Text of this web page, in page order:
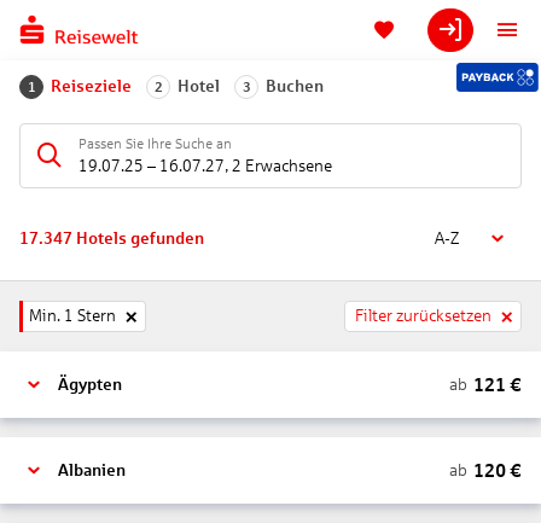
1 Reiseziele 2 Hotel 3 Buchen
Passen Sie Ihre Suche an
19.07.25 – 16.07.27, 2 Erwachsene
17.347 Hotels gefunden A-Z
Min. 1 Stern Filter zurücksetzen
Ägypten ab 121 €
Albanien ab 120€